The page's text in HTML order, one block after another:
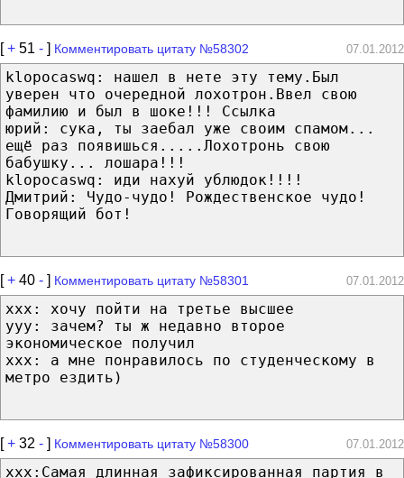
[+ 51 - ] Комментировать цитату №58302 07.01.2012
klopocaswq: нашел в нете эту тему.Был
уверен что очередной лохотрон.Ввел свою
фамилию и был в шоке!!! Ссылка
юрий: сука, ты заебал уже своим спамом...
ещё раз появишься.....Лохотронь свою
бабушку... лошара!!!
klopocaswq: иди нахуй ублюдок!!!!
Дмитрий: Чудо-чудо! Рождественское чудо!
Говорящий бот!
[+ 40 - ] Комментировать цитату №58301 07.01.2012
xxx: хочу пойти на третье высшее
yyy: зачем? ты ж недавно второе
экономическое получил
xxx: а мне понравилось по студенческому в
метро ездить)
[+ 32 - ] Комментировать цитату №58300 07.01.2012
xxx:Самая длинная зафиксированная партия в